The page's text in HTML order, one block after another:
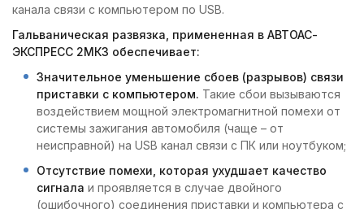
канала связи c компьютером по USB.
Гальваническая развязка, примененная в АВТОАС-
ЭКСПРЕСС 2МК3 обеспечивает:
Значительное уменьшение сбоев (разрывов) связи
приставки с компьютером. Такие сбои вызываются
воздействием мощной электромагнитной помехи от
системы зажигания автомобиля (чаще – от
неисправной) на USB канал связи с ПК или ноутбуком;
Отсутствие помехи, которая ухудшает качество
сигнала и проявляется в случае двойного
(ошибочного) соединения приставки и компьютера с